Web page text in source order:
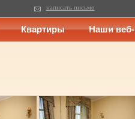
написать письмо
Квартиры Наши